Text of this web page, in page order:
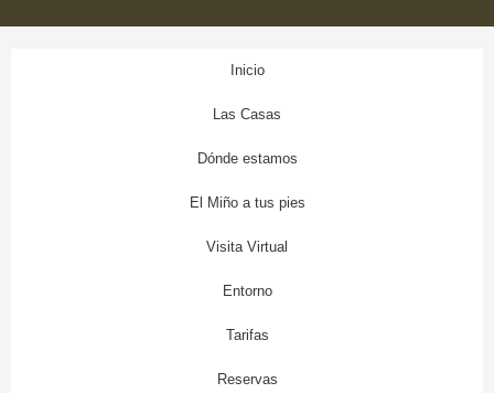
Inicio
Las Casas
Dónde estamos
El Miño a tus pies
Visita Virtual
Entorno
Tarifas
Reservas